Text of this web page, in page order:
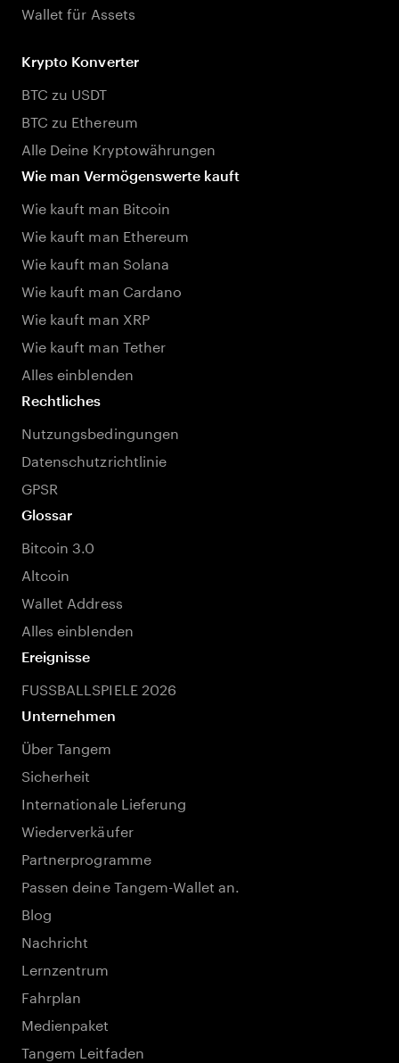
Wallet für Assets
Krypto Konverter
BTC zu USDT
BTC zu Ethereum
Alle Deine Kryptowährungen
Wie man Vermögenswerte kauft
Wie kauft man Bitcoin
Wie kauft man Ethereum
Wie kauft man Solana
Wie kauft man Cardano
Wie kauft man XRP
Wie kauft man Tether
Alles einblenden
Rechtliches
Nutzungsbedingungen
Datenschutzrichtlinie
GPSR
Glossar
Bitcoin 3.0
Altcoin
Wallet Address
Alles einblenden
Ereignisse
FUSSBALLSPIELE 2026
Unternehmen
Über Tangem
Sicherheit
Internationale Lieferung
Wiederverkäufer
Partnerprogramme
Passen deine Tangem-Wallet an.
Blog
Nachricht
Lernzentrum
Fahrplan
Medienpaket
Tangem Leitfaden